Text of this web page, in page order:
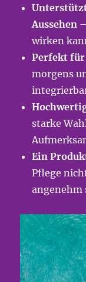
Aussehen
wirken
Perfekt für
morgens
starke
Ein
Pflege
angenehm